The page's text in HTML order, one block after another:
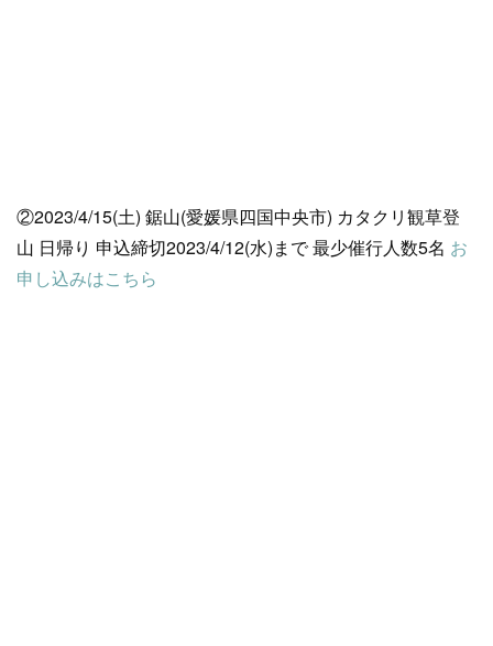
②2023/4/15(土) 鋸山(愛媛県四国中央市) カタクリ観草登
山 日帰り 申込締切2023/4/12(水)まで 最少催行人数5名 お
申し込みはこちら